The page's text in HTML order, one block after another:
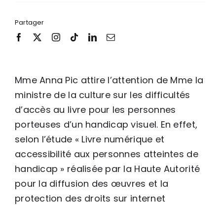
Partager
Mme Anna Pic attire l’attention de Mme la
ministre de la culture sur les difficultés
d’accès au livre pour les personnes
porteuses d’un handicap visuel. En effet,
selon l’étude « Livre numérique et
accessibilité aux personnes atteintes de
handicap » réalisée par la Haute Autorité
pour la diffusion des œuvres et la
protection des droits sur internet